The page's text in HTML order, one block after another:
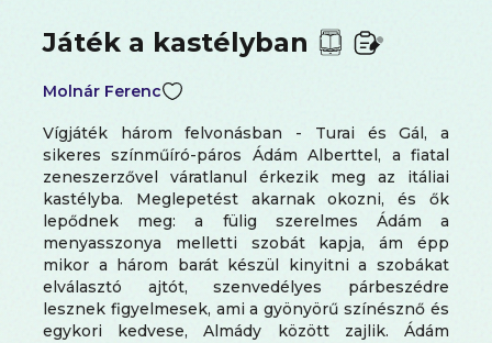
Játék a kastélyban
Molnár Ferenc
Vígjáték három felvonásban - Turai és Gál, a
sikeres színműíró-páros Ádám Alberttel, a fiatal
zeneszerzővel váratlanul érkezik meg az itáliai
kastélyba. Meglepetést akarnak okozni, és ők
lepődnek meg: a fülig szerelmes Ádám a
menyasszonya melletti szobát kapja, ám épp
mikor a három barát készül kinyitni a szobákat
elválasztó ajtót, szenvedélyes párbeszédre
lesznek figyelmesek, ami a gyönyörű színésznő és
egykori kedvese, Almády között zajlik. Ádám